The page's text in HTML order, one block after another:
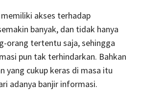
akses terhadap
banyak, dan tidak hanya
orang tertentu saja, sehingga
pun tak terhindarkan. Bahkan
yang cukup keras di masa itu
adanya banjir informasi.